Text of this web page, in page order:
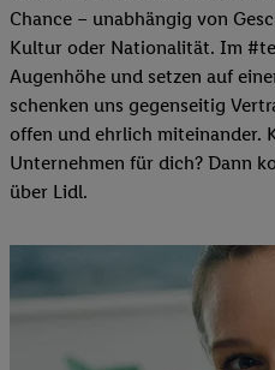
Chance – unabhängig von
Kultur oder Nationalität. Im
Augenhöhe und setzen auf
schenken uns gegenseitig
offen und ehrlich miteinander.
Unternehmen für dich? Dann
über Lidl.